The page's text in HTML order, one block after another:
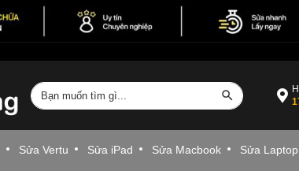
Sửa Vertu Sửa iPad Sửa Macbook Sửa Laptop